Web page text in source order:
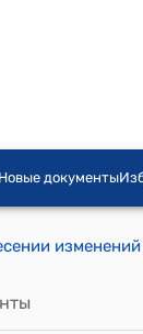
Новые документы